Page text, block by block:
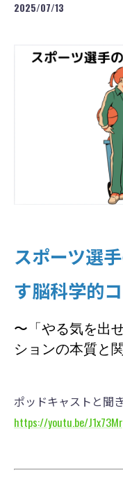
2025/07/13
スポーツ選
す脳科学的
〜「やる気を出
ションの本質と
ポッドキャストと聞
https://youtu.be/